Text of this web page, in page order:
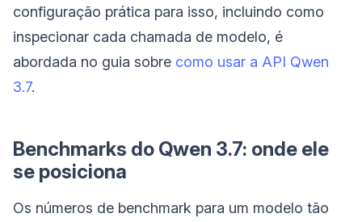
configuração prática para isso, incluindo como
inspecionar cada chamada de modelo, é
abordada no guia sobre como usar a API Qwen
3.7.
Benchmarks do Qwen 3.7: onde ele
se posiciona
Os números de benchmark para um modelo tão